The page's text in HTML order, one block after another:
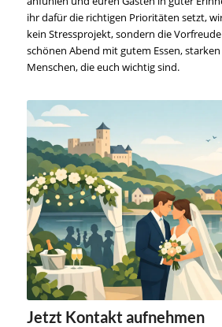
ihr dafür die richtigen Prioritäten setzt,
kein Stressprojekt, sondern die
schönen Abend mit gutem Essen,
Menschen, die euch wichtig sind.
Jetzt Kontakt aufnehmen